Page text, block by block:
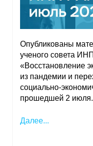
Опубликованы
ученого совета
«Восстановление
из пандемии и
социально-
прошедшей 2 июля.
Далее...